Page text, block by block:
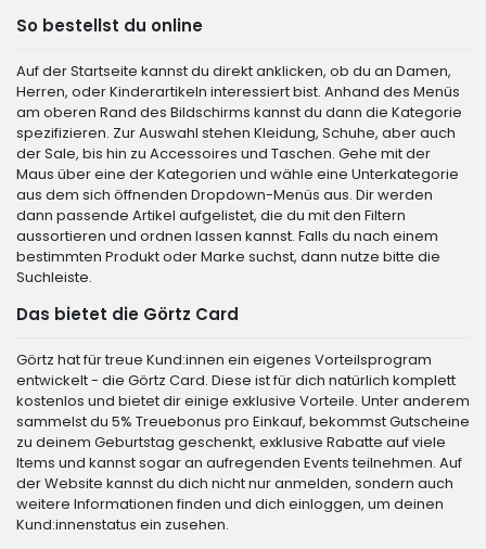
So bestellst du online
Auf der Startseite kannst du direkt anklicken, ob du an Damen,
Herren, oder Kinderartikeln interessiert bist. Anhand des Menüs
am oberen Rand des Bildschirms kannst du dann die Kategorie
spezifizieren. Zur Auswahl stehen Kleidung, Schuhe, aber auch
der Sale, bis hin zu Accessoires und Taschen. Gehe mit der
Maus über eine der Kategorien und wähle eine Unterkategorie
aus dem sich öffnenden Dropdown-Menüs aus. Dir werden
dann passende Artikel aufgelistet, die du mit den Filtern
aussortieren und ordnen lassen kannst. Falls du nach einem
bestimmten Produkt oder Marke suchst, dann nutze bitte die
Suchleiste.
Das bietet die Görtz Card
Görtz hat für treue Kund:innen ein eigenes Vorteilsprogram
entwickelt - die Görtz Card. Diese ist für dich natürlich komplett
kostenlos und bietet dir einige exklusive Vorteile. Unter anderem
sammelst du 5% Treuebonus pro Einkauf, bekommst Gutscheine
zu deinem Geburtstag geschenkt, exklusive Rabatte auf viele
Items und kannst sogar an aufregenden Events teilnehmen. Auf
der Website kannst du dich nicht nur anmelden, sondern auch
weitere Informationen finden und dich einloggen, um deinen
Kund:innenstatus ein zusehen.